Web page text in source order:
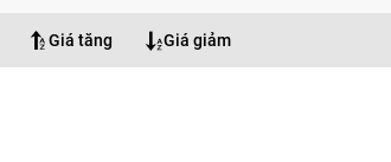
Giá tăng Giá giảm